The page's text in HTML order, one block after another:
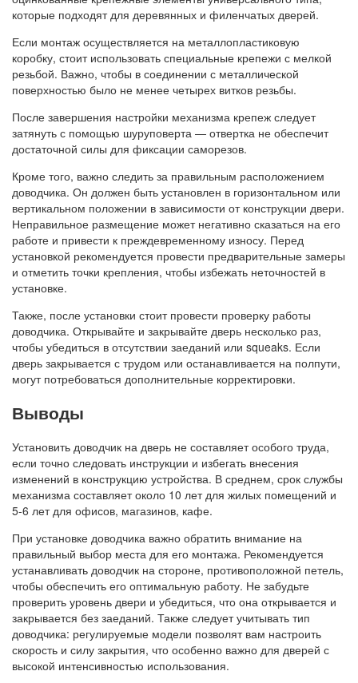
которые подходят для деревянных и филенчатых дверей.
Если монтаж осуществляется на металлопластиковую
коробку, стоит использовать специальные крепежи с мелкой
резьбой. Важно, чтобы в соединении с металлической
поверхностью было не менее четырех витков резьбы.
После завершения настройки механизма крепеж следует
затянуть с помощью шуруповерта — отвертка не обеспечит
достаточной силы для фиксации саморезов.
Кроме того, важно следить за правильным расположением
доводчика. Он должен быть установлен в горизонтальном или
вертикальном положении в зависимости от конструкции двери.
Неправильное размещение может негативно сказаться на его
работе и привести к преждевременному износу. Перед
установкой рекомендуется провести предварительные замеры
и отметить точки крепления, чтобы избежать неточностей в
установке.
Также, после установки стоит провести проверку работы
доводчика. Открывайте и закрывайте дверь несколько раз,
чтобы убедиться в отсутствии заеданий или squeaks. Если
дверь закрывается с трудом или останавливается на полпути,
могут потребоваться дополнительные корректировки.
Выводы
Установить доводчик на дверь не составляет особого труда,
если точно следовать инструкции и избегать внесения
изменений в конструкцию устройства. В среднем, срок службы
механизма составляет около 10 лет для жилых помещений и
5-6 лет для офисов, магазинов, кафе.
При установке доводчика важно обратить внимание на
правильный выбор места для его монтажа. Рекомендуется
устанавливать доводчик на стороне, противоположной петель,
чтобы обеспечить его оптимальную работу. Не забудьте
проверить уровень двери и убедиться, что она открывается и
закрывается без заеданий. Также следует учитывать тип
доводчика: регулируемые модели позволят вам настроить
скорость и силу закрытия, что особенно важно для дверей с
высокой интенсивностью использования.